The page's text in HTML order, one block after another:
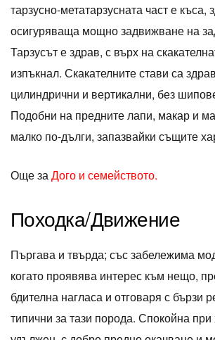
тарзусно-метатарзусната част е къса,
осигуряваща мощно задвижване на
Тарзусът е здрав, с върх на
изпъкнал. Скакателните стави са
цилиндрични и вертикални, без
Подобни на предните лапи, макар и
малко по-дълги, запазвайки същите
Още заДого и семейството.
Походка/Движение
Пъргава и твърда; със забележима
когато проявява интерес към нещо,
бдителна нагласа и отговаря с бързи
типични за тази порода. Спокойна